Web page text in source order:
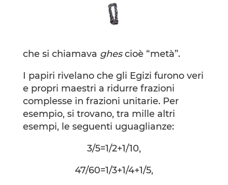
che si chiamava ghescioè “metà”.
I papiri rivelano che gli Egizi furono veri
e propri maestri a ridurre frazioni
complesse in frazioni unitarie. Per
esempio, si trovano, tra mille altri
esempi, le seguenti uguaglianze:
3/5=1/2+1/10,
47/60=1/3+1/4+1/5,